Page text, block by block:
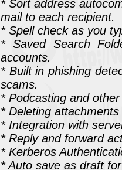
* Sort address
mail to each recipient.
* Spell check as you
* Saved Search
accounts.
* Built in phishing
scams.
* Podcasting and
* Deleting
* Integration with
* Reply and forward
* Kerberos
* Auto save as draft